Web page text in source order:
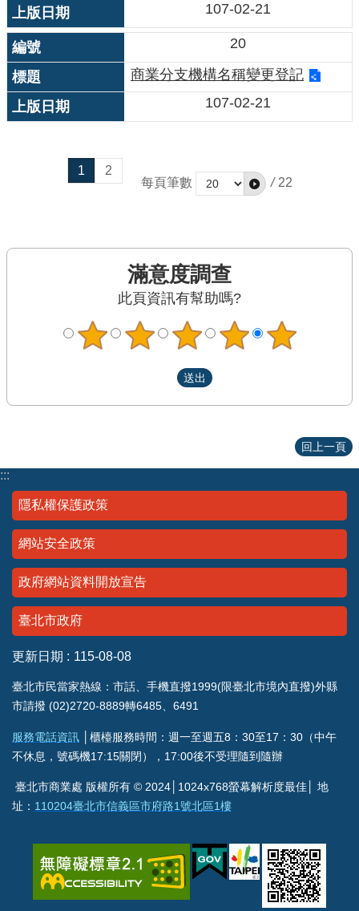
107-02-21
20
商業分支機構名稱變更登記
107-02-21
1
2
每頁筆數
/ 22
滿意度調查
此頁資訊有幫助嗎?
回上一頁
:::
隱私權保護政策
網站安全政策
政府網站資料開放宣告
臺北市政府
更新日期 115-08-08
臺北市民當家熱線：市話、手機直撥1999(限臺北市境內直撥)外縣
市請撥 (02)2720-8889轉6485、6491
服務電話資訊 │櫃檯服務時間：週一至週五8：30至17：30（中午
不休息，號碼機17:15關閉），17:00後不受理隨到隨辦
臺北市商業處 版權所有 © 2024│1024x768螢幕解析度最佳│ 地
址： 110204臺北市信義區市府路1號北區1樓